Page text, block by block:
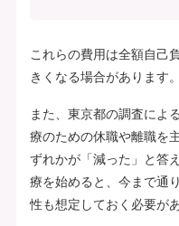
これらの費用は全額自己
きくなる場合があります。
また、東京都の調査によ
療のための休職や離職を
ずれかが「減った」と答
療を始めると、今まで通
性も想定しておく必要が